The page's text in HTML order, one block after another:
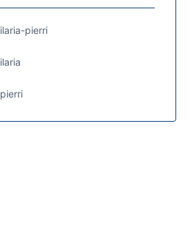
ilaria-pierri
ilaria
pierri